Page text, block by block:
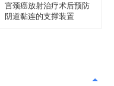
宫颈癌放射治疗术后预防
阴道黏连的支撑装置